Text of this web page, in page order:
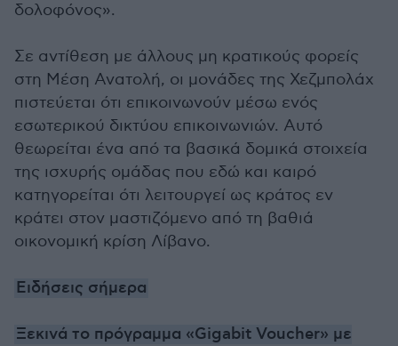
δολοφόνος».
Σε αντίθεση με άλλους μη κρατικούς φορείς
στη Μέση Ανατολή, οι μονάδες της Χεζμπολάχ
πιστεύεται ότι επικοινωνούν μέσω ενός
εσωτερικού δικτύου επικοινωνιών. Αυτό
θεωρείται ένα από τα βασικά δομικά στοιχεία
της ισχυρής ομάδας που εδώ και καιρό
κατηγορείται ότι λειτουργεί ως κράτος εν
κράτει στον μαστιζόμενο από τη βαθιά
οικονομική κρίση Λίβανο.
Ειδήσεις σήμερα
Ξεκινά το πρόγραμμα «Gigabit Voucher» με